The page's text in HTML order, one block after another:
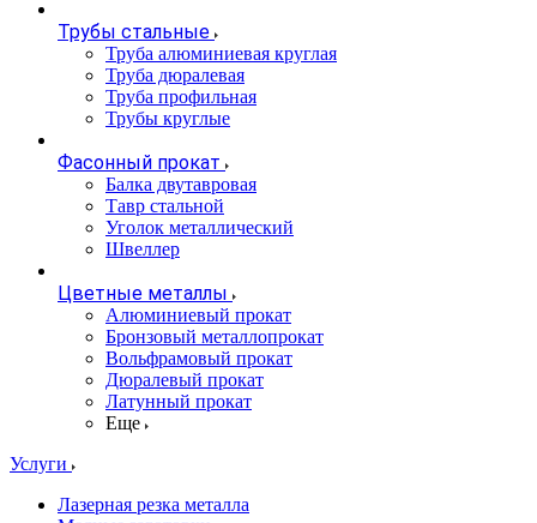
Трубы стальные
Труба алюминиевая круглая
Труба дюралевая
Труба профильная
Трубы круглые
Фасонный прокат
Балка двутавровая
Тавр стальной
Уголок металлический
Швеллер
Цветные металлы
Алюминиевый прокат
Бронзовый металлопрокат
Вольфрамовый прокат
Дюралевый прокат
Латунный прокат
Еще
Услуги
Лазерная резка металла